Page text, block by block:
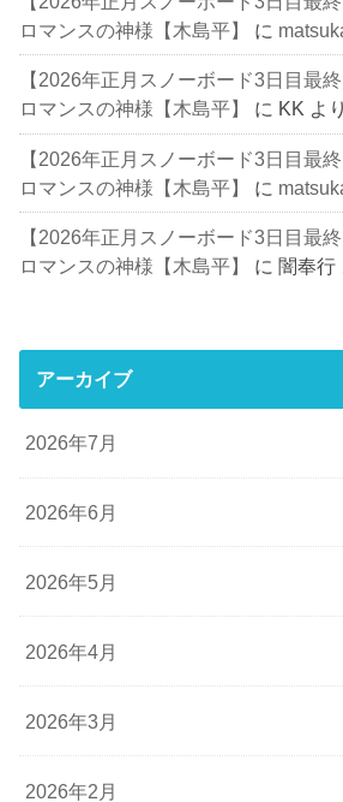
ロマンスの神様【木島平】
に
【2026年正月スノーボード3日目最
ロマンスの神様【木島平】
に KK より
【2026年正月スノーボード3日目最
ロマンスの神様【木島平】
に
【2026年正月スノーボード3日目最
ロマンスの神様【木島平】
に闇奉行
アーカイブ
2026年7月
2026年6月
2026年5月
2026年4月
2026年3月
2026年2月